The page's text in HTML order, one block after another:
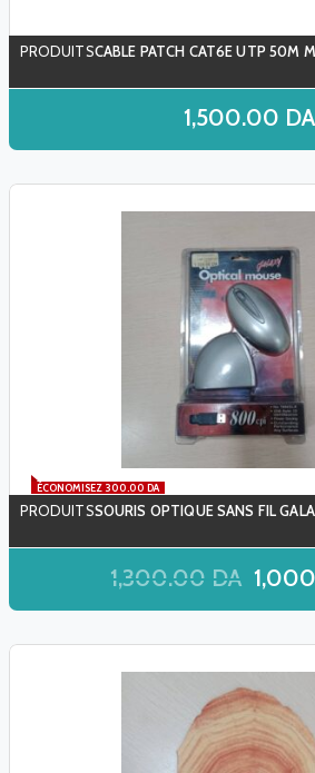
CABLE PATCH CAT6E UTP 50M
1,500.00 DA
ÉCONOMISEZ 300.00 DA
SOURIS OPTIQUE SANS FIL
1,300.00 DA